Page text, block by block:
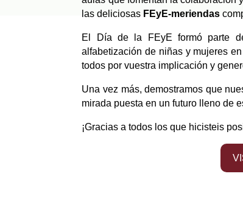
las deliciosas FEyE-meriendas
El Día de la FEyE formó parte
alfabetización de niñas y mujeres
todos por vuestra implicación y
Una vez más, demostramos que
mirada puesta en un futuro lleno de
¡Gracias a todos los que hicisteis